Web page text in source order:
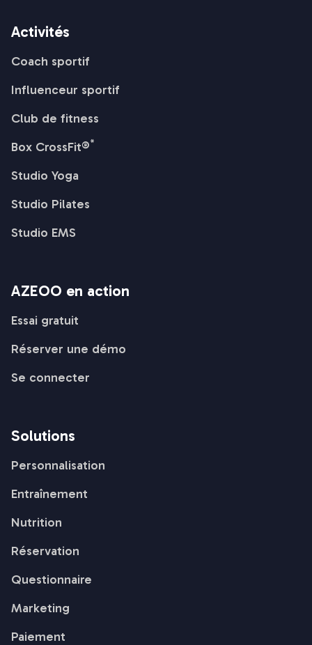
Activités
Coach sportif
Influenceur sportif
Club de fitness
Box CrossFit®*
Studio Yoga
Studio Pilates
Studio EMS
AZEOO en action
Essai gratuit
Réserver une démo
Se connecter
Solutions
Personnalisation
Entraînement
Nutrition
Réservation
Questionnaire
Marketing
Paiement